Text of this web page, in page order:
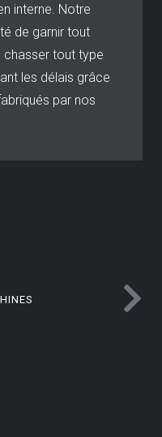
interne. Notre
de garnir tout
tout type
les délais grâce
par nos